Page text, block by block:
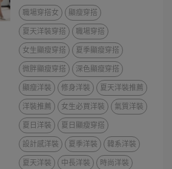
職場穿搭女
顯瘦穿搭
夏天洋裝穿搭
職場穿搭
女生顯瘦穿搭
夏季顯瘦穿搭
微胖顯瘦穿搭
深色顯瘦穿搭
顯瘦洋裝
修身洋裝
夏天洋裝推薦
洋裝推薦
女生必買洋裝
氣質洋裝
夏日洋裝
夏日顯瘦穿搭
設計感洋裝
夏季洋裝
韓系洋裝
夏天洋裝
中長洋裝
時尚洋裝